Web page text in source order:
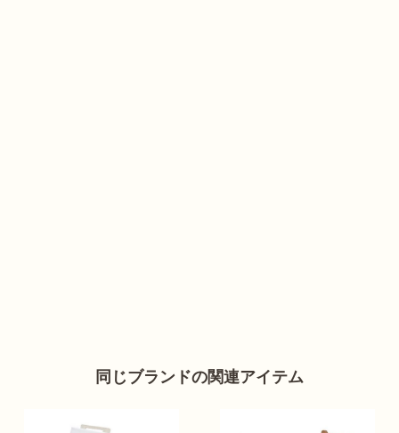
同じブランドの関連アイテム